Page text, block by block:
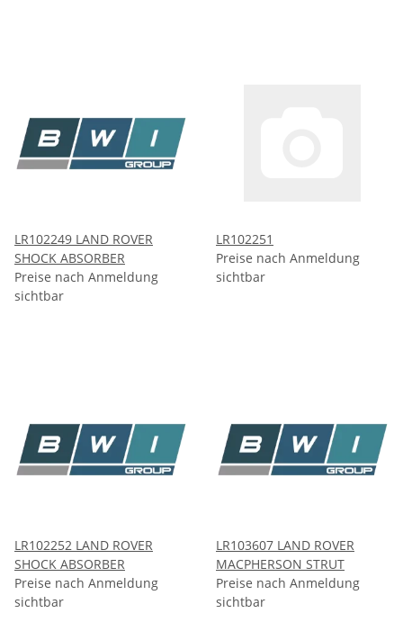
LR102249 LAND ROVER
SHOCK ABSORBER
Preise nach Anmeldung
sichtbar
LR102251
Preise nach Anmeldung
sichtbar
LR102252 LAND ROVER
SHOCK ABSORBER
Preise nach Anmeldung
sichtbar
LR103607 LAND ROVER
MACPHERSON STRUT
Preise nach Anmeldung
sichtbar